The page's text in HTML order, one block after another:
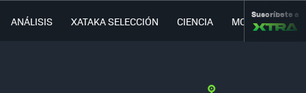
ANÁLISIS XATAKA SELECCIÓN CIENCIA MOVILIDAD
Suscríbete a